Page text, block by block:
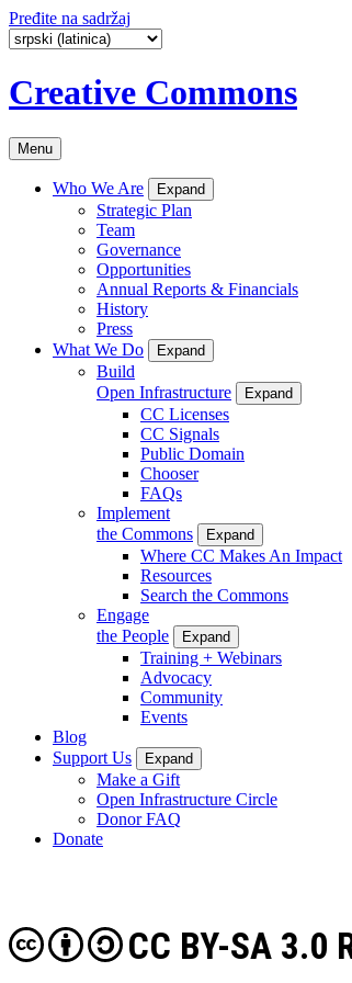
Pređite na sadržaj
Creative Commons
Menu
Who We Are Expand
Strategic Plan
Team
Governance
Opportunities
Annual Reports & Financials
History
Press
What We Do
Expand
Build
Open Infrastructure
Expand
CC Licenses
CC Signals
Public Domain
Chooser
FAQs
Implement
the Commons
Expand
Where CC Makes An Impact
Resources
Search the Commons
Engage
the People
Expand
Training + Webinars
Advocacy
Community
Events
Blog
Support Us
Expand
Make a Gift
Open Infrastructure Circle
Donor FAQ
Donate
CC BY-SA 3.0